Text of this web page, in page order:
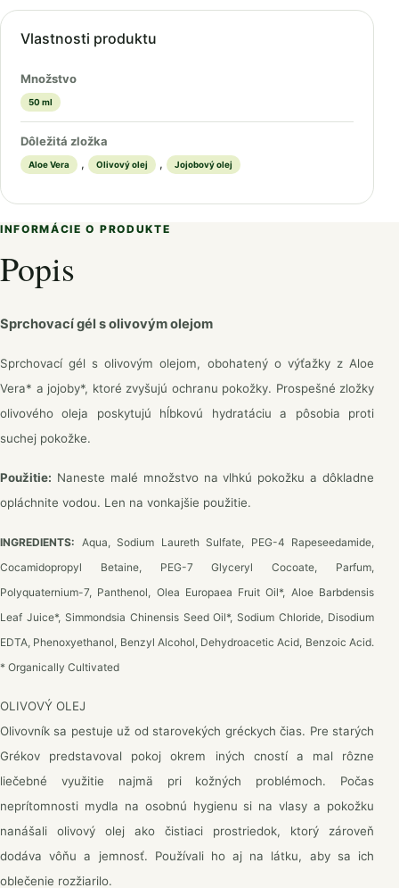
Vlastnosti produktu
Množstvo
50 ml
Dôležitá zložka
Aloe Vera , Olivový olej , Jojobový olej
INFORMÁCIE O PRODUKTE
Popis
Sprchovací gél s olivovým olejom
Sprchovací gél s olivovým olejom, obohatený o výťažky z Aloe
Vera* a jojoby*, ktoré zvyšujú ochranu pokožky. Prospešné zložky
olivového oleja poskytujú hĺbkovú hydratáciu a pôsobia proti
suchej pokožke.
Použitie: Naneste malé množstvo na vlhkú pokožku a dôkladne
opláchnite vodou. Len na vonkajšie použitie.
INGREDIENTS: Aqua, Sodium Laureth Sulfate, PEG-4 Rapeseedamide,
Cocamidopropyl Betaine, PEG-7 Glyceryl Cocoate, Parfum,
Polyquaternium-7, Panthenol, Olea Europaea Fruit Oil*, Aloe Barbdensis
Leaf Juice*, Simmondsia Chinensis Seed Oil*, Sodium Chloride, Disodium
EDTA, Phenoxyethanol, Benzyl Alcohol, Dehydroacetic Acid, Benzoic Acid.
* Organically Cultivated
OLIVOVÝ OLEJ
Olivovník sa pestuje už od starovekých gréckych čias. Pre starých
Grékov predstavoval pokoj okrem iných cností a mal rôzne
liečebné využitie najmä pri kožných problémoch. Počas
neprítomnosti mydla na osobnú hygienu si na vlasy a pokožku
nanášali olivový olej ako čistiaci prostriedok, ktorý zároveň
dodáva vôňu a jemnosť. Používali ho aj na látku, aby sa ich
oblečenie rozžiarilo.